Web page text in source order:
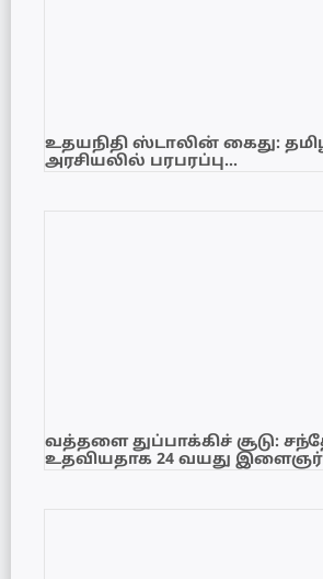
உதயநிதி ஸ்டாலின் கைது:
அரசியலில் பரபரப்பு…
வத்தளை துப்பாக்கிச் சூடு:
உதவியதாக 24 வயது இளைஞர்